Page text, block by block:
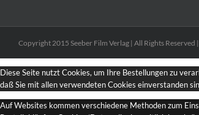
Copyright 2015 Seeber Film Verlag | All Rights Reserved
Diese Seite nutzt Cookies, um Ihre Bestellungen zu
daß Sie mit allen verwendeten Cookies einverstanden
Auf Websites kommen verschiedene Methoden zum